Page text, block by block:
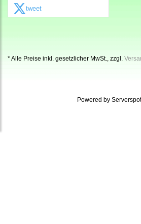
tweet
* Alle Preise inkl. gesetzlicher MwSt., zzgl.
Powered by